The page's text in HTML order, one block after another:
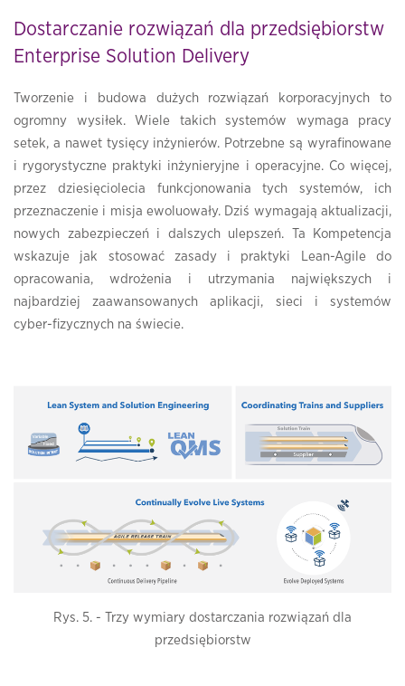
Dostarczanie rozwiązań dla przedsiębiorstw
Enterprise Solution Delivery
Tworzenie i budowa dużych rozwiązań korporacyjnych to
ogromny wysiłek. Wiele takich systemów wymaga pracy
setek, a nawet tysięcy inżynierów. Potrzebne są wyrafinowane
i rygorystyczne praktyki inżynieryjne i operacyjne. Co więcej,
przez dziesięciolecia funkcjonowania tych systemów, ich
przeznaczenie i misja ewoluowały. Dziś wymagają aktualizacji,
nowych zabezpieczeń i dalszych ulepszeń. Ta Kompetencja
wskazuje jak stosować zasady i praktyki Lean-Agile do
opracowania, wdrożenia i utrzymania największych i
najbardziej zaawansowanych aplikacji, sieci i systemów
cyber-fizycznych na świecie.
Rys. 5. - Trzy wymiary dostarczania rozwiązań dla
przedsiębiorstw